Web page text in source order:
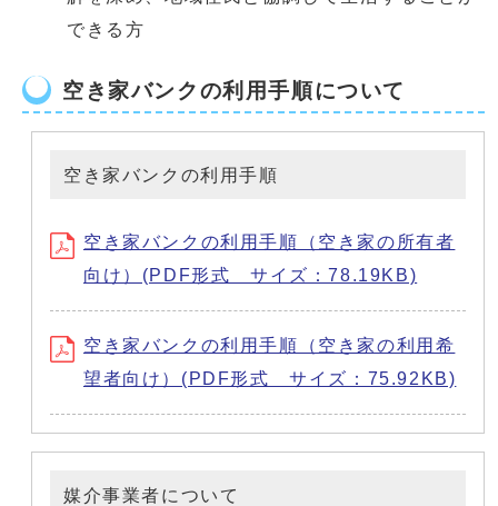
できる方
空き家バンクの利用手順について
空き家バンクの利用手順
空き家バンクの利用手順（空き家の所有者
向け）(PDF形式 サイズ：78.19KB)
空き家バンクの利用手順（空き家の利用希
望者向け）(PDF形式 サイズ：75.92KB)
媒介事業者について